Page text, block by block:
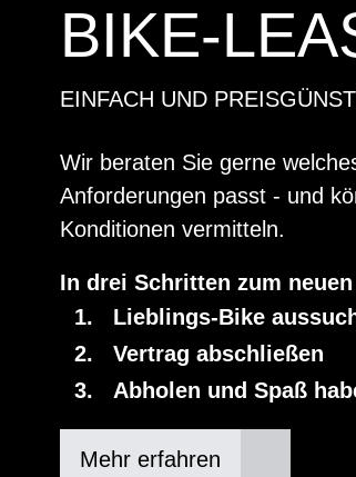
BIKE-
EINFACH UND
Wir beraten Sie gerne
Anforderungen passt - und
Konditionen vermitteln.
In drei Schritten zum
Lieblings-Bike
Vertrag abschließen
Abholen und Spaß
Mehr erfahren